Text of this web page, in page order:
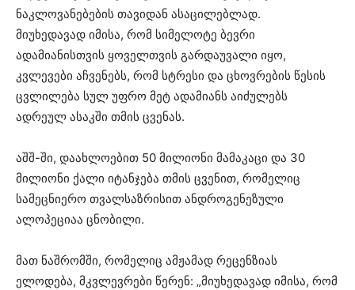
ნაკლოვანებების თავიდან ასაცილებლად.
მიუხედავად იმისა, რომ სიმელოტე ბევრი
ადამიანისთვის ყოველთვის გარდაუვალი იყო,
კვლევები აჩვენებს, რომ სტრესი და ცხოვრების წესის
ცვლილება სულ უფრო მეტ ადამიანს აიძულებს
ადრეულ ასაკში თმის ცვენას.
აშშ-ში, დაახლოებით 50 მილიონი მამაკაცი და 30
მილიონი ქალი იტანჯება თმის ცვენით, რომელიც
სამეცნიერო თვალსაზრისით ანდროგენეზული
ალოპეციაა ცნობილი.
მათ ნაშრომში, რომელიც ამჟამად რეცენზიას
ელოდება, მკვლევრები წერენ: „მიუხედავად იმისა, რომ